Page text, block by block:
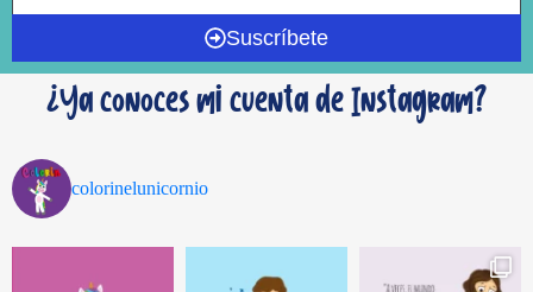
Suscríbete
¿Ya conoces mi cuenta de Instagram?
colorinelunicornio